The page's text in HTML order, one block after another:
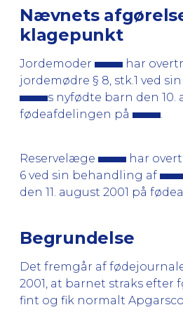
Nævnets
klagepunkt
Jordemoder
har
jordemødre § 8, stk.1 ved
s nyfødte barn den 10.
fødeafdelingen på
Reservelæge
har
6 ved sin behandling af
den 11. august 2001 på
Begrundelse
Det fremgår af
2001, at barnet straks efter
fint og fik normalt